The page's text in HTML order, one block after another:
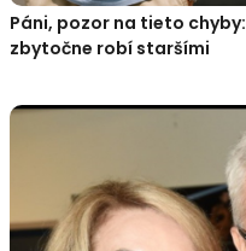
Páni, pozor na tieto
zbytočne robí staršími